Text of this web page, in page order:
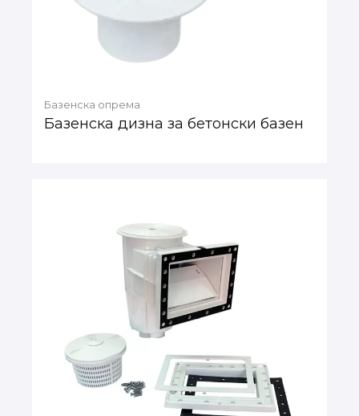
Базенска опрема
Базенска дизна за бетонски базен